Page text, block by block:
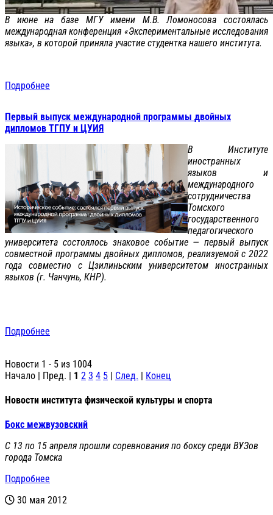
В июне на базе МГУ имени М.В. Ломоносова состоялась
международная конференция «Экспериментальные исследования
языка», в которой приняла участие студентка нашего института.
Подробнее
Первый выпуск международной программы двойных
дипломов ТГПУ и ЦУИЯ
В Институте
иностранных
языков и
международного
сотрудничества
Томского
государственного
педагогического
университета состоялось знаковое событие — первый выпуск
совместной программы двойных дипломов, реализуемой с 2022
года совместно с Цзилиньским университетом иностранных
языков (г. Чанчунь, КНР).
Подробнее
Новости 1 - 5 из 1004
Начало | Пред. | 1 2 3 4 5 | След. | Конец
Новости института физической культуры и спорта
Бокс межвузовский
С 13 по 15 апреля прошли соревнования по боксу среди ВУЗов
города Томска
Подробнее
30 мая 2012